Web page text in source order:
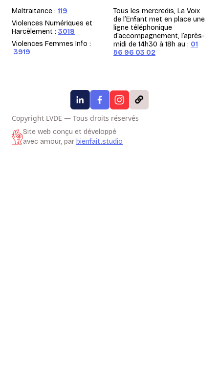
Maltraitance : 119
Violences Numériques et
Harcèlement : 3018
Violences Femmes Info :
3919
Tous les mercredis, La Voix
de l’Enfant met en place une
ligne téléphonique
d’accompagnement, l’après-
midi de 14h30 à 18h au : 01
56 96 03 02
Copyright LVDE — Tous droits réservés
Site web conçu et développé
avec amour, par bienfait.studio